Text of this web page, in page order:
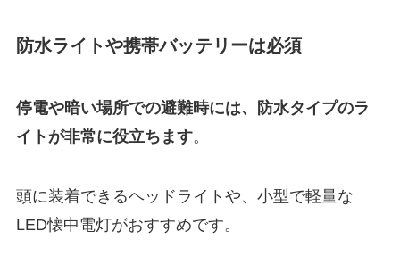
防水ライトや携帯バッテリーは必須
停電や暗い場所での避難時には、防水タイプのラ
イトが非常に役立ちます。
頭に装着できるヘッドライトや、小型で軽量な
LED懐中電灯がおすすめです。